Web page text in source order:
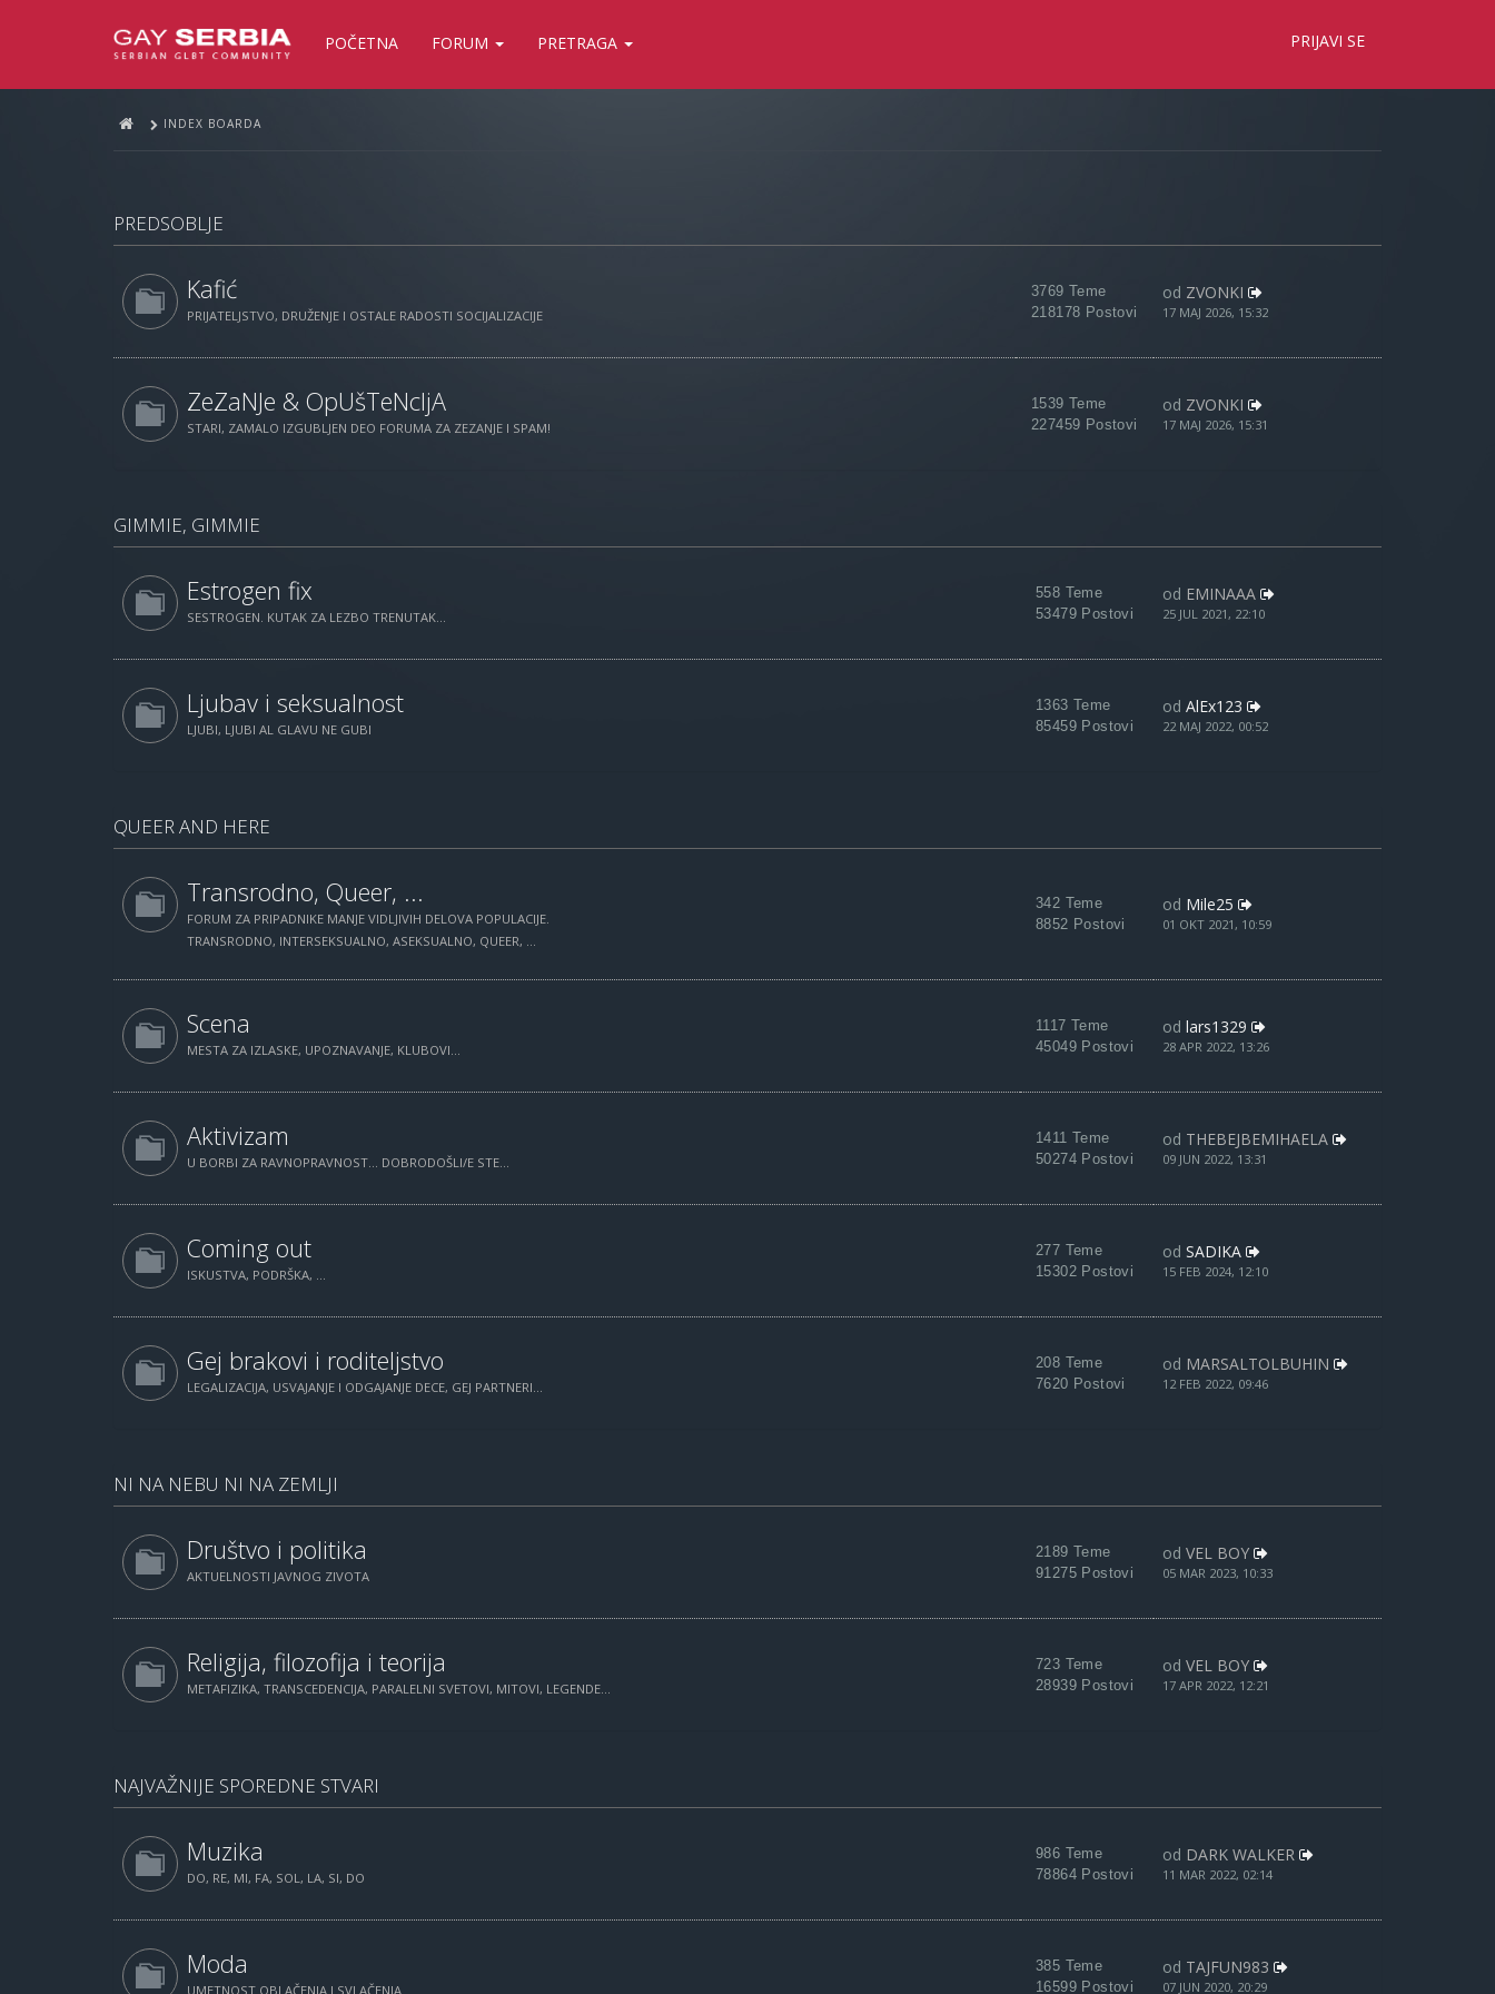
POČETNA FORUM PRETRAGA PRIJAVI SE
INDEX BOARDA
PREDSOBLJE
Kafić
PRIJATELJSTVO, DRUŽENJE I OSTALE RADOSTI SOCIJALIZACIJE
3769 Teme
218178 Postovi
od ZVONKI
17 MAJ 2026, 15:32
ZeZaNJe & OpUšTeNcIjA
STARI, ZAMALO IZGUBLJEN DEO FORUMA ZA ZEZANJE I SPAM!
1539 Teme
227459 Postovi
od ZVONKI
17 MAJ 2026, 15:31
GIMMIE, GIMMIE
Estrogen fix
SESTROGEN. KUTAK ZA LEZBO TRENUTAK...
558 Teme
53479 Postovi
od EMINAAA
25 JUL 2021, 22:10
Ljubav i seksualnost
LJUBI, LJUBI AL GLAVU NE GUBI
1363 Teme
85459 Postovi
od AlEx123
22 MAJ 2022, 00:52
QUEER AND HERE
Transrodno, Queer, ...
FORUM ZA PRIPADNIKE MANJE VIDLJIVIH DELOVA POPULACIJE.
TRANSRODNO, INTERSEKSUALNO, ASEKSUALNO, QUEER, ...
342 Teme
8852 Postovi
od Mile25
01 OKT 2021, 10:59
Scena
MESTA ZA IZLASKE, UPOZNAVANJE, KLUBOVI...
1117 Teme
45049 Postovi
od lars1329
28 APR 2022, 13:26
Aktivizam
U BORBI ZA RAVNOPRAVNOST... DOBRODOŠLI/E STE...
1411 Teme
50274 Postovi
od THEBEJBEMIHAELA
09 JUN 2022, 13:31
Coming out
ISKUSTVA, PODRŠKA, ...
277 Teme
15302 Postovi
od SADIKA
15 FEB 2024, 12:10
Gej brakovi i roditeljstvo
LEGALIZACIJA, USVAJANJE I ODGAJANJE DECE, GEJ PARTNERI...
208 Teme
7620 Postovi
od MARSALTOLBUHIN
12 FEB 2022, 09:46
NI NA NEBU NI NA ZEMLJI
Društvo i politika
AKTUELNOSTI JAVNOG ZIVOTA
2189 Teme
91275 Postovi
od VEL BOY
05 MAR 2023, 10:33
Religija, filozofija i teorija
METAFIZIKA, TRANSCEDENCIJA, PARALELNI SVETOVI, MITOVI, LEGENDE...
723 Teme
28939 Postovi
od VEL BOY
17 APR 2022, 12:21
NAJVAŽNIJE SPOREDNE STVARI
Muzika
DO, RE, MI, FA, SOL, LA, SI, DO
986 Teme
78864 Postovi
od DARK WALKER
11 MAR 2022, 02:14
Moda
UMETNOST OBLAČENJA I SVLAČENJA
385 Teme
16599 Postovi
od TAJFUN983
07 JUN 2020, 20:29